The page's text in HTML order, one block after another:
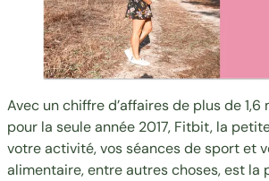
Avec unchiffre d’affaires de plus de
pour la seule année 2017, Fitbit, la
votre activité, vos séances de sport et
alimentaire, entre autres choses, est la